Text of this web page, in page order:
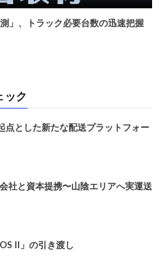
」、トラック必要台数の迅速把握
ック
とした新たな配送プラットフォー
社と資本提携〜山陰エリアへ実運送
II」の引き渡し